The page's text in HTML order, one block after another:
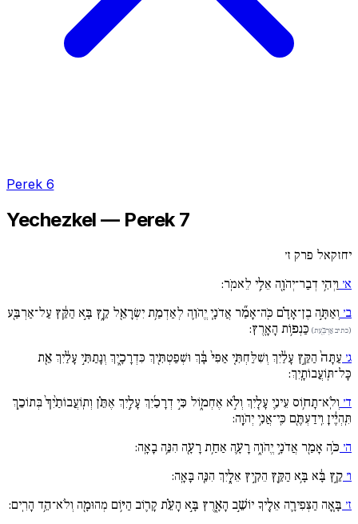
Perek 6
Yechezkel — Perek 7
יחזקאל פרק ז׳
א׳ וַיְהִ֥י דְבַר־יְהֹוָ֖ה אֵלַ֥י לֵאמֹֽר:
ב׳ וְאַתָּ֣ה בֶן־אָדָ֗ם כֹּֽה־אָמַ֞ר אֲדֹנָ֧י יֱהֹוִ֛ה לְאַדְמַ֥ת יִשְׂרָאֵ֖ל קֵ֑ץ בָּ֣א הַקֵּ֔ץ עַל־אַרְבַּ֖ע
(כתיב אַרְבַּ֖עת) כַּנְפ֥וֹת הָאָֽרֶץ:
ג׳ עַתָּה֙ הַקֵּ֣ץ עָלַ֔יִךְ וְשִׁלַּחְתִּ֚י אַפִּי֙ בָּ֔ךְ וּשְׁפַטְתִּ֖יךְ כִּדְרָכָ֑יִךְ וְנָתַתִּ֣י עָלַ֔יִךְ אֵ֖ת
כָּל־תּֽוֹעֲבוֹתָֽיִךְ:
ד׳ וְלֹֽא־תָח֥וֹס עֵינִ֛י עָלַ֖יִךְ וְלֹ֣א אֶחְמ֑וֹל כִּ֣י דְרָכַ֜יִךְ עָלַ֣יִךְ אֶתֵּ֗ן וְתֽוֹעֲבוֹתַ֙יִךְ֙ בְּתוֹכֵ֣ךְ
תִּֽהְיֶ֔יןָ וִֽידַעְתֶּ֖ם כִּֽי־אֲנִ֥י יְהֹוָֽה:
ה׳ כֹּ֥ה אָמַ֖ר אֲדֹנָ֣י יֱהֹוִ֑ה רָעָ֛ה אַחַ֥ת רָעָ֖ה הִנֵּ֥ה בָאָֽה:
ו׳ קֵ֣ץ בָּ֔א בָּ֥א הַקֵּ֖ץ הֵקִ֣יץ אֵלָ֑יִךְ הִנֵּ֖ה בָּאָֽה:
ז׳ בָּ֧אָה הַצְּפִירָ֛ה אֵלֶ֖יךָ יוֹשֵׁ֣ב הָאָ֑רֶץ בָּ֣א הָעֵ֗ת קָר֛וֹב הַיּ֥וֹם מְהוּמָ֖ה וְלֹא־הֵ֥ד הָרִֽים: